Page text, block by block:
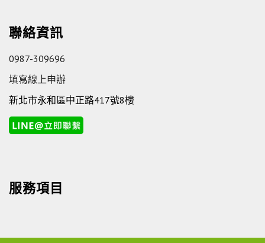
聯絡資訊
0987-309696
填寫線上申辦
新北市永和區中正路417號8樓
服務項目